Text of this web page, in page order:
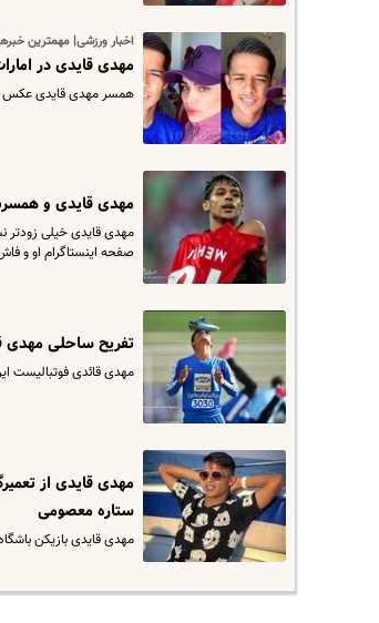
اخبار ورزشی| مهمترین
مهدی قایدی در
همسر مهدی قایدی عکس
مهدی قایدی و
مهدی قایدی خیلی زودتر
صفحه اینستاگرام او و
تفریح ساحلی
مهدی قائدی فوتبالیست ایرانی در 14 آذر سال 1377 در بوشهر به دنیا آمده است و در تیم
ستاره معصومی
مهدی قایدی بازیکن